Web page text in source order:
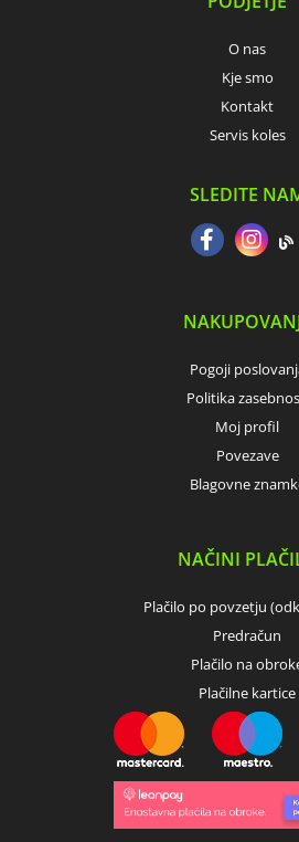
O nas
Kje smo
Kontakt
Servis koles
SLEDITE
Pogoji
Politika
Moj profil
Povezave
Blagovne
NAČINI
Plačilo po povzetju
Predračun
Plačilo na
Plačilne kartice